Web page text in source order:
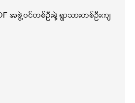
အဖွဲ့ဝင်တစ်ဦးနဲ့ ရွာသားတစ်ဦးကျ